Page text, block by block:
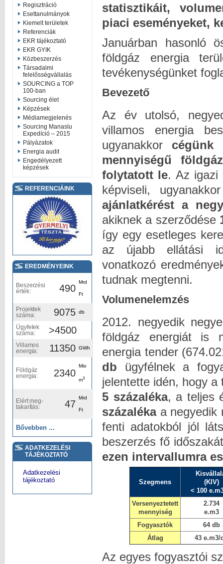
Regisztráció
Esettanulmányok
Kiemelt területek
Referenciák
EKR tájékoztató
EKR GYIK
Közbeszerzés
Társadalmi
felelősségvállalás
SOURCING a TOP
100-ban
Sourcing élet
Képzések
Médiamegjelenés
Sourcing Manaslu
Expedíció – 2015
Pályázatok
Energia audit
Engedélyezett
képzések
REFERENCIÁINK
EREDMÉNYEINK
Beszerzési
érték:
490
Mrd
Ft
Projektek
száma:
9075 db
Ügyfelek
száma:
>4500
Villamos
energia:
11350 GWh
Földgáz
energia:
2340
Mio
m3
Elért meg-
takarítás:
47
Mrd
Ft
Bővebben ...
ADATKEZELÉSI
TÁJÉKOZTATÓ
Adatkezelési
tájékoztató
statisztikáit,
piaci eseményeket,
Januárban hasonló
földgáz energia
tevékenységünket
Bevezető
Az év utolsó,
villamos energia
ugyanakkor cégünk
mennyiségű
folytatott le. Az igazi
képviseli,
ajánlatkérést a
akiknek a szerződése
így egy esetleges
az újabb ellátási
vonatkozó
tudnak megtenni.
Volumenelemzés
2012. negyedik
földgáz energiát is
energia tender
db ügyfélnek a
jelentette idén, hogy
5 százaléka, a teljes
százalékaa negyedik
fenti adatokból jól
beszerzés fő
ezen intervallumra
Szegmens
(KIV)
< 100
Versenyeztetett
mennyiség
2.734
e.m3
Fogyasztók
64 db
Átlag
43 e.m3/
Az egyes fogyasztói